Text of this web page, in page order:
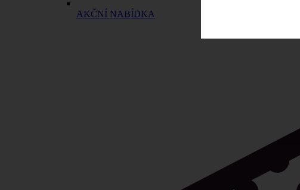
AKČNÍ NABÍDKA